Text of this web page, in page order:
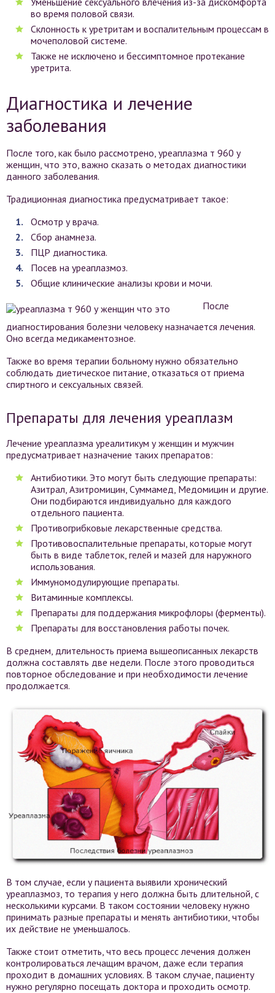
во время половой связи.
Склонность к уретритам и воспалительным процессам в
мочеполовой системе.
Также не исключено и бессимптомное протекание
уретрита.
Диагностика и лечение
заболевания
После того, как было рассмотрено, уреаплазма т 960 у
женщин, что это, важно сказать о методах диагностики
данного заболевания.
Традиционная диагностика предусматривает такое:
Осмотр у врача.
Сбор анамнеза.
ПЦР диагностика.
Посев на уреаплазмоз.
Общие клинические анализы крови и мочи.
После
диагностирования болезни человеку назначается лечения.
Оно всегда медикаментозное.
Также во время терапии больному нужно обязательно
соблюдать диетическое питание, отказаться от приема
спиртного и сексуальных связей.
Препараты для лечения уреаплазм
Лечение уреаплазма уреалитикум у женщин и мужчин
предусматривает назначение таких препаратов:
Антибиотики. Это могут быть следующие препараты:
Азитрал, Азитромицин, Суммамед, Медомицин и другие.
Они подбираются индивидуально для каждого
отдельного пациента.
Противогрибковые лекарственные средства.
Противовоспалительные препараты, которые могут
быть в виде таблеток, гелей и мазей для наружного
использования.
Иммуномодулирующие препараты.
Витаминные комплексы.
Препараты для поддержания микрофлоры (ферменты).
Препараты для восстановления работы почек.
В среднем, длительность приема вышеописанных лекарств
должна составлять две недели. После этого проводиться
повторное обследование и при необходимости лечение
продолжается.
В том случае, если у пациента выявили хронический
уреаплазмоз, то терапия у него должна быть длительной, с
несколькими курсами. В таком состоянии человеку нужно
принимать разные препараты и менять антибиотики, чтобы
их действие не уменьшалось.
Также стоит отметить, что весь процесс лечения должен
контролироваться лечащим врачом, даже если терапия
проходит в домашних условиях. В таком случае, пациенту
нужно регулярно посещать доктора и проходить осмотр.